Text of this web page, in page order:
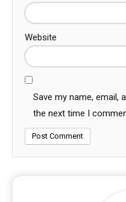
Website
Save my name, email,
the next time I